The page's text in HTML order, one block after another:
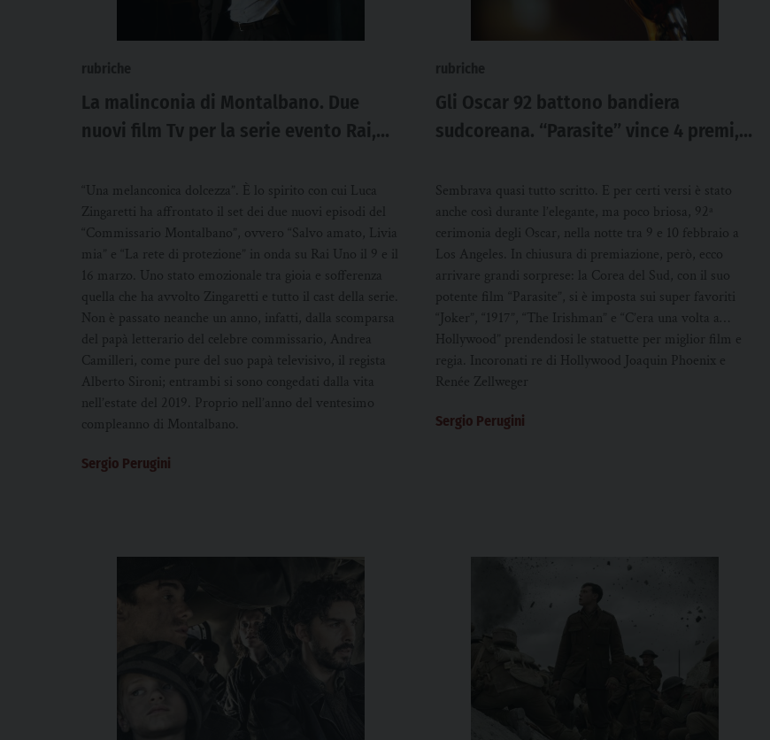
La malinconia di Montalbano. Due
nuovi film Tv per la serie evento Rai,
omaggio ad Andrea Camilleri
“Una melanconica dolcezza”. È lo spirito con cui Luca
Zingaretti ha affrontato il set dei due nuovi episodi del
“Commissario Montalbano”, ovvero “Salvo amato, Livia
mia” e “La rete di protezione” in onda su Rai Uno il 9 e il
16 marzo. Uno stato emozionale tra gioia e sofferenza
quella che ha avvolto Zingaretti e tutto il cast della serie.
Non è passato neanche un anno, infatti, dalla scomparsa
del papà letterario del celebre commissario, Andrea
Camilleri, come pure del suo papà televisivo, il regista
Alberto Sironi; entrambi si sono congedati dalla vita
nell’estate del 2019. Proprio nell’anno del ventesimo
compleanno di Montalbano.
Sergio Perugini
Gli Oscar 92 battono bandiera
sudcoreana. “Parasite” vince 4 premi, a
Sembrava quasi tutto scritto. E per certi versi è stato
anche così durante l’elegante, ma poco briosa, 92ª
cerimonia degli Oscar, nella notte tra 9 e 10 febbraio a
Los Angeles. In chiusura di premiazione, però, ecco
arrivare grandi sorprese: la Corea del Sud, con il suo
potente film “Parasite”, si è imposta sui super favoriti
“Joker”, “1917”, “The Irishman” e “C’era una volta a…
Hollywood” prendendosi le statuette per miglior film e
regia. Incoronati re di Hollywood Joaquin Phoenix e
Renée Zellweger
Sergio Perugini